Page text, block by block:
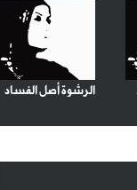
الرشوة أصل الفساد